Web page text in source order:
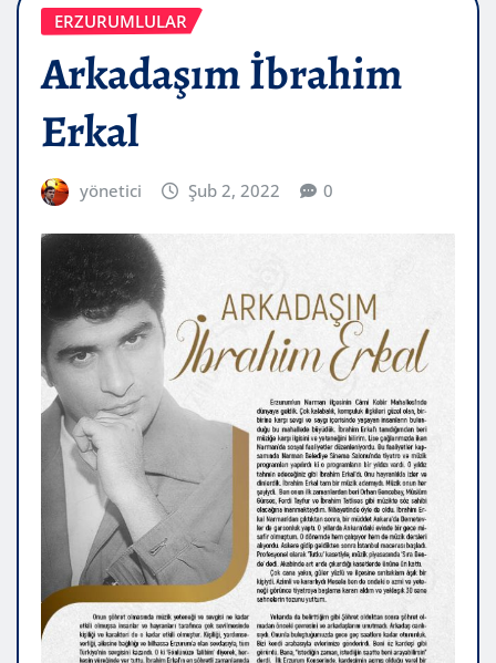
ERZURUMLULAR
Arkadaşım İbrahim
Erkal
yönetici Şub 2, 2022 0